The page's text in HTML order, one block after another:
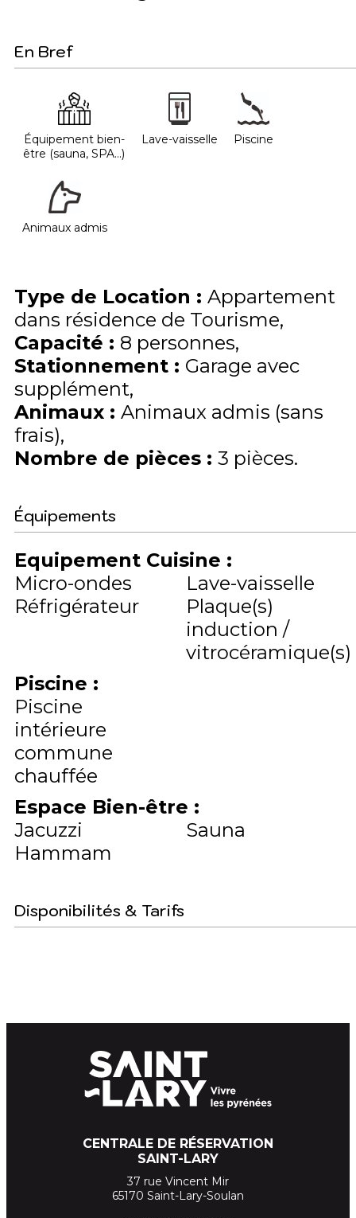
En Bref
Équipement bien-
être (sauna, SPA...)
Lave-vaisselle Piscine
Animaux admis
Type de Location : Appartement
dans résidence de Tourisme
Capacité : 8 personnes
Stationnement : Garage avec
supplément
Animaux : Animaux admis (sans
frais)
Nombre de pièces : 3 pièces
Équipements
Equipement Cuisine :
Micro-ondes
Lave-vaisselle
Réfrigérateur
Plaque(s)
induction /
vitrocéramique(s)
Piscine :
Piscine
intérieure
commune
chauffée
Espace Bien-être :
Jacuzzi
Sauna
Hammam
Disponibilités & Tarifs
CENTRALE DE RÉSERVATION
SAINT-LARY
37 rue Vincent Mir
65170 Saint-Lary-Soulan